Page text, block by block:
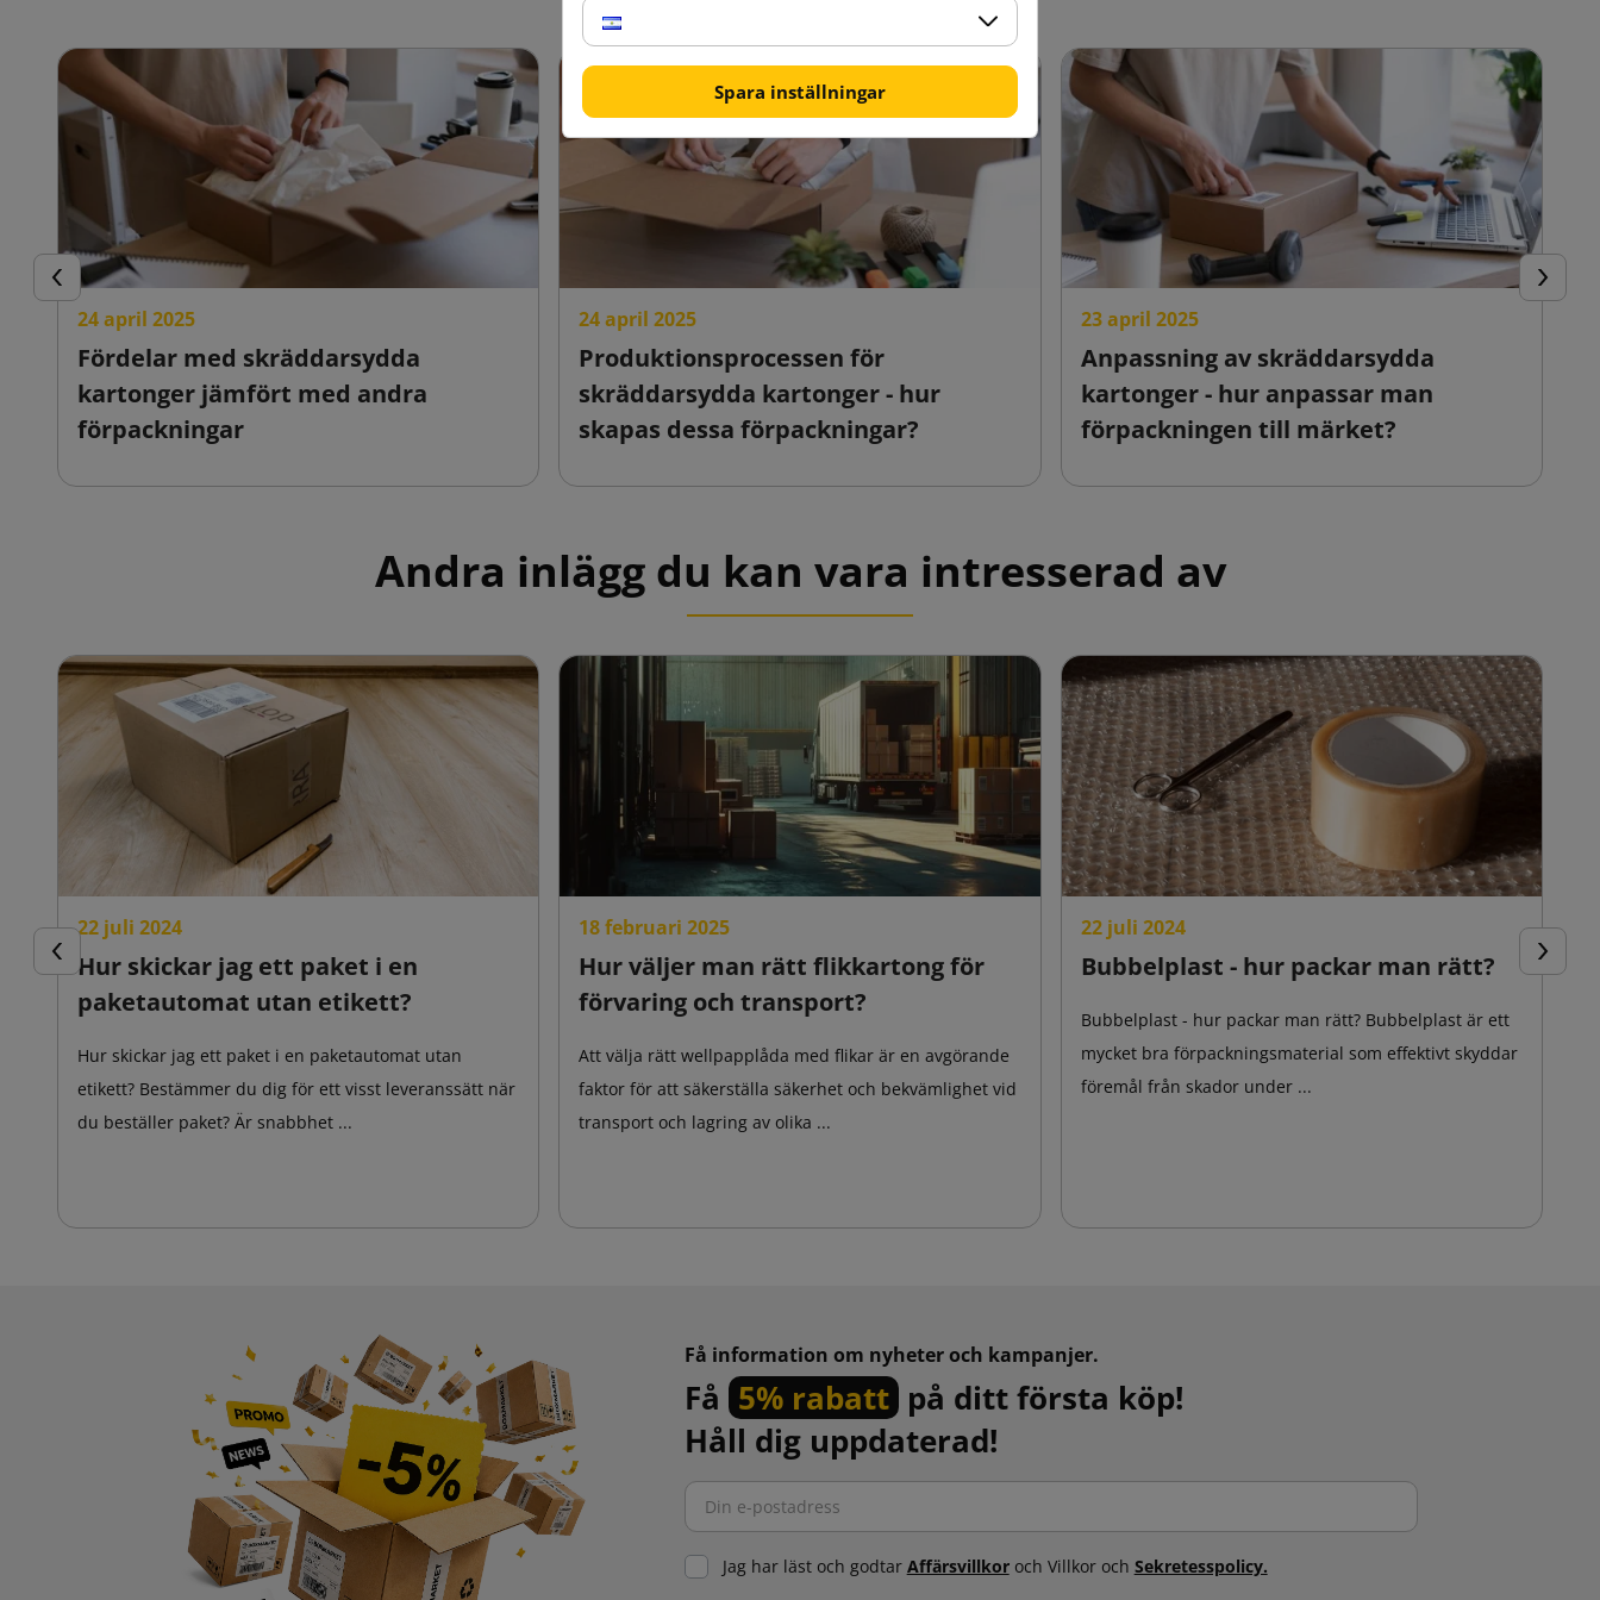
Föregående Nästa
24 april 2025
Fördelar med skräddarsydda
kartonger jämfört med andra
förpackningar
24 april 2025
Produktionsprocessen för
skräddarsydda kartonger - hur
skapas dessa förpackningar?
23 april 2025
Anpassning av skräddarsydda
kartonger - hur anpassar man
förpackningen till märket?
Andra inlägg du kan vara intresserad av
Föregående Nästa
22 juli 2024
Hur skickar jag ett paket i en
paketautomat utan etikett?
Hur skickar jag ett paket i en paketautomat utan
etikett? Bestämmer du dig för ett visst leveranssätt när
du beställer paket? Är snabbhet ...
18 februari 2025
Hur väljer man rätt flikkartong för
förvaring och transport?
Att välja rätt wellpapplåda med flikar är en avgörande
faktor för att säkerställa säkerhet och bekvämlighet vid
transport och lagring av olika ...
22 juli 2024
Bubbelplast - hur packar man rätt?
Bubbelplast - hur packar man rätt? Bubbelplast är ett
mycket bra förpackningsmaterial som effektivt skyddar
föremål från skador under ...
Få information om nyheter och kampanjer.
Få 5% rabatt på ditt första köp!
Håll dig uppdaterad!
Jag har läst och godtar Affärsvillkoroch Villkor och Sekretesspolicy.
Spara inställningar